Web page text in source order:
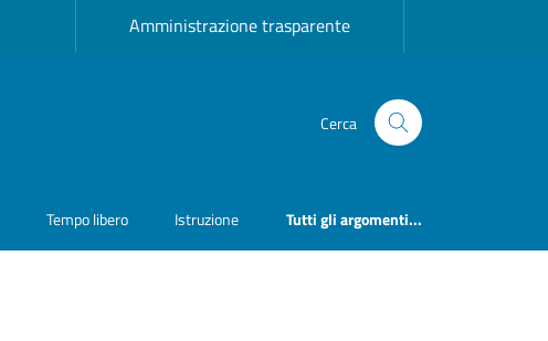
Amministrazione trasparente
Cerca
Tempo libero Istruzione Tutti gli argomenti...